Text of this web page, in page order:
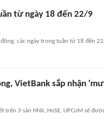
từ ngày 18 đến 22/9
các ngày trong tuần từ 18 đến
VietBank sắp nhận
trên 3 sàn HNX, HoSE, UPCoM sẽ